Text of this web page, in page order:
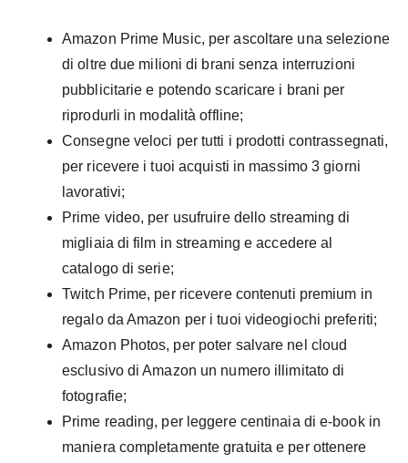
Amazon Prime Music, per ascoltare una selezione
di oltre due milioni di brani senza interruzioni
pubblicitarie e potendo scaricare i brani per
riprodurli in modalità offline;
Consegne veloci per tutti i prodotti contrassegnati,
per ricevere i tuoi acquisti in massimo 3 giorni
lavorativi;
Prime video, per usufruire dello streaming di
migliaia di film in streaming e accedere al
catalogo di serie;
Twitch Prime, per ricevere contenuti premium in
regalo da Amazon per i tuoi videogiochi preferiti;
Amazon Photos, per poter salvare nel cloud
esclusivo di Amazon un numero illimitato di
fotografie;
Prime reading, per leggere centinaia di e-book in
maniera completamente gratuita e per ottenere